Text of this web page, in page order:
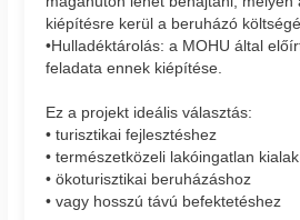
kiépítésre kerül a beruházó
•Hulladéktárolás: a MOHU által
feladata ennek kiépítése.
Ez a projekt ideális választás:
• turisztikai fejlesztéshez
• természetközeli lakóingatlan
• ökoturisztikai beruházáshoz
• vagy hosszú távú befektetéshez